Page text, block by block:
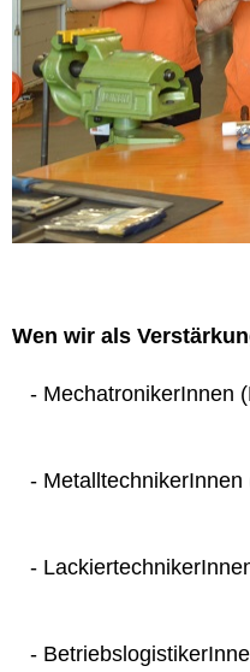
Wen wir als
- MechatronikerInnen
- MetalltechnikerInnen
-
-